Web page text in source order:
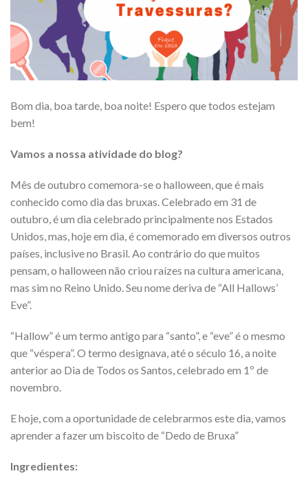
Bom dia, boa tarde, boa noite! Espero que todos estejam
bem!
Vamos a nossa atividade do blog?
Mês de outubro comemora-se o halloween, que é mais
conhecido como dia das bruxas. Celebrado em 31 de
outubro, é um dia celebrado principalmente nos Estados
Unidos, mas, hoje em dia, é comemorado em diversos outros
países, inclusive no Brasil. Ao contrário do que muitos
pensam, o halloween não criou raízes na cultura americana,
mas sim no Reino Unido. Seu nome deriva de “All Hallows’
Eve”.
“Hallow” é um termo antigo para “santo”, e “eve” é o mesmo
que “véspera”. O termo designava, até o século 16, a noite
anterior ao Dia de Todos os Santos, celebrado em 1º de
novembro.
E hoje, com a oportunidade de celebrarmos este dia, vamos
aprender a fazer um biscoito de “Dedo de Bruxa”
Ingredientes: